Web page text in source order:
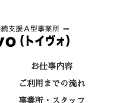
お仕事内容
ご利用までの流れ
事業所・スタッフ